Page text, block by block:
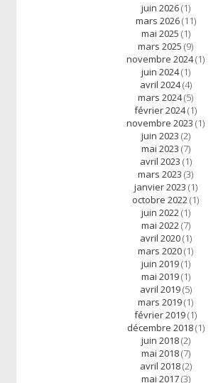
juin 2026(1)
mars 2026(11)
mai 2025 (1)
mars 2025 (9)
novembre 2024(1)
juin 2024(1)
avril 2024(4)
mars 2024(5)
février 2024(1)
novembre 2023 (1)
juin 2023 (2)
mai 2023 (7)
avril 2023 (1)
mars 2023 (3)
janvier 2023 (1)
octobre 2022(1)
juin 2022(1)
mai 2022(7)
avril 2020(1)
mars 2020(1)
juin 2019(1)
mai 2019(1)
avril 2019(5)
mars 2019(1)
février 2019(1)
décembre 2018(1)
juin 2018(2)
mai 2018(7)
avril 2018(2)
mai 2017(3)